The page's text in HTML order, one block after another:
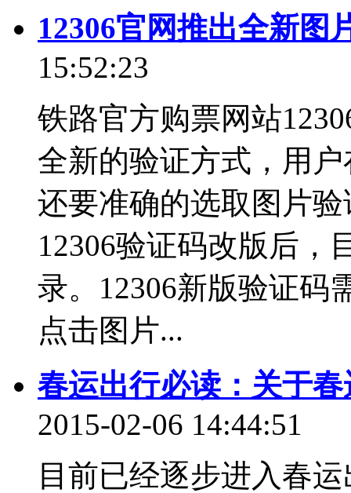
12306官网推出全新图
15:52:23
铁路官方购票网站
全新的验证方式，用
还要准确的选取图片
12306验证码改版后，
录。12306新版验证码
点击图片...
春运出行必读：关于
2015-02-06 14:44:51
目前已经逐步进入春